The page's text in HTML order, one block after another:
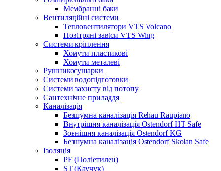
Мембранні баки
Вентиляційні системи
Тепловентилятори VTS Volcano
Повітряні завіси VTS Wing
Системи кріплення
Хомути пластикові
Хомути металеві
Рушникосушарки
Системи водопідготовки
Системи захисту від потопу
Сантехнічне приладдя
Каналізація
Безшумна каналізація Rehau Raupiano
Внутрішня каналізація Ostendorf HT Safe
Зовнішня каналізація Ostendorf KG
Безшумна каналізація Ostendorf Skolan Safe
Ізоляція
PE (Поліетилен)
ST (Каучук)